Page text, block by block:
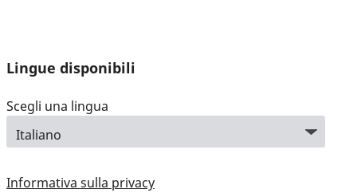
Lingue disponibili
Scegli una lingua
Informativa sulla privacy